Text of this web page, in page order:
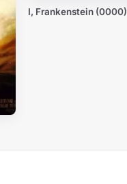
I, Frankenstein (0000)